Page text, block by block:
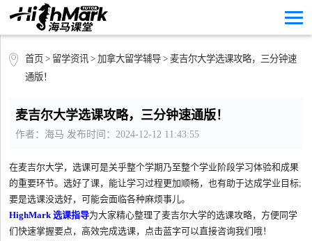
首页 > 留学资讯> 加拿大留学辅导> 麦吉尔大学选课攻略，三分钟速
通版！
麦吉尔大学选课攻略，三分钟速通版！
作者：海马 发布时间：2024-12-12 11:43:55
在麦吉尔大学，选课可是关乎整个学期乃至整个学业阶段学习体验和成果
的重要环节。选好了课，能让学习过程更加顺畅，也有助于达成学业目标;
要是选课没选好，可能会面临各种麻烦事儿。
HighMark 选课指导为大家精心整理了麦吉尔大学的选课攻略，方便同学
们快速掌握要点，高效完成选课，点击蓝字可以直接咨询我们哦！